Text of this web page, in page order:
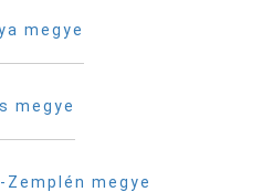
megye
megye
Zemplén megye